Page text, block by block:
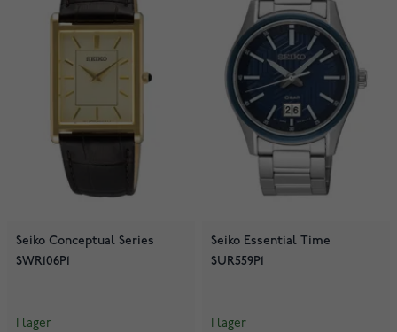
Seiko Conceptual Series
SWR106P1
I lager
Seiko Essential Time
SUR559P1
I lager